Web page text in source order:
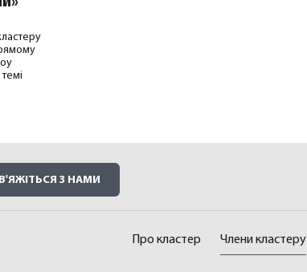
З НАМИ
Про кластер Члени кластеру